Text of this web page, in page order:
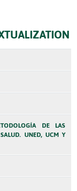
DE LAS
UNED, UCM Y